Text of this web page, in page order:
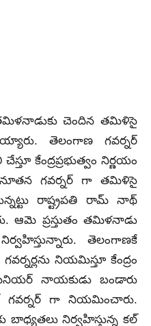
చెందిన తమిళిసై
తెలంగాణ గవర్నర్
కేంద్రప్రభుత్వం నిర్ణయం
నూతన గవర్నర్ గా తమిళిసై
రాష్ట్రపతి రామ్ నాథ్
ఆమె ప్రస్తుతం తమిళనాడు
తెలంగాణకే
నియమిస్తూ కేంద్రం
నాయకుడు బండారు
గవర్నర్ గా నియమించారు.
నిర్వహిస్తున్న కల్